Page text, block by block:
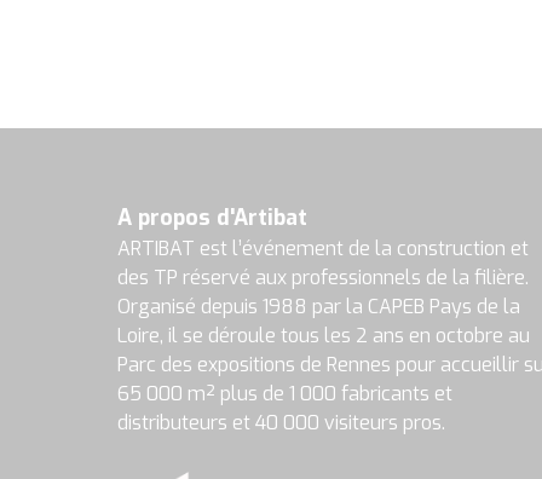
A propos d'Artibat
ARTIBAT est l’événement de la construction et
des TP réservé aux professionnels de la filière.
Organisé depuis 1988 par la CAPEB Pays de la
Loire, il se déroule tous les 2 ans en octobre au
Parc des expositions de Rennes pour accueillir
65 000 m² plus de 1 000 fabricants et
distributeurs et 40 000 visiteurs pros.